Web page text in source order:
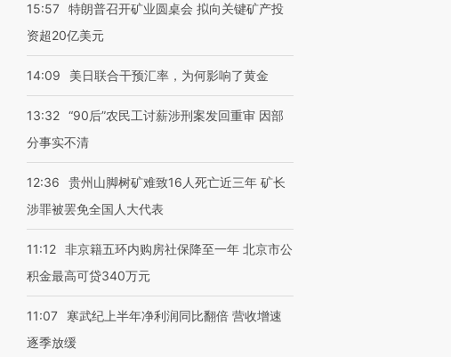
15:57 特朗普召开矿业圆桌会 拟向关键矿产投
资超20亿美元
14:09 美日联合干预汇率，为何影响了黄金
13:32 “90后”农民工讨薪涉刑案发回重审 因部
分事实不清
12:36
贵州山脚树矿难致16人死亡近三年 矿长
涉罪被罢免全国人大代表
11:12 非京籍五环内购房社保降至一年 北京市公
积金最高可贷340万元
11:07
寒武纪上半年净利润同比翻倍 营收增速
逐季放缓